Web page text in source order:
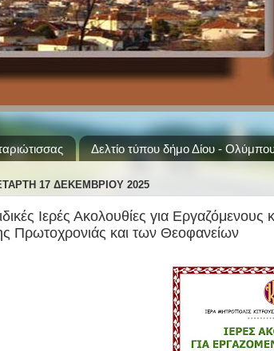
Δελτίο τύπου δήμο Δίου -
17 ΔΕΚΕΜΒΡΊΟΥ 2025
Ιερές Ακολουθίες για
Πρωτοχρονιάς και των Θεοφανείων